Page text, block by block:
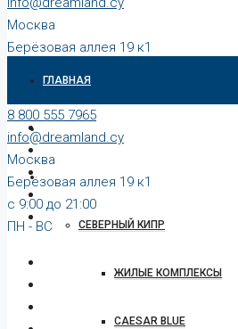
Москва
Берёзовая аллея 19 к1
ГЛАВНАЯ
СТРАНЫ
СЕВЕРНЫЙ КИПР
ЖИЛЫЕ КОМПЛЕКСЫ
CAESAR BLUE
8 800 555 7965
info@dreamland.cy
Москва
Берёзовая аллея 19 к1
c 9:00 до 21:00
ПН - ВС